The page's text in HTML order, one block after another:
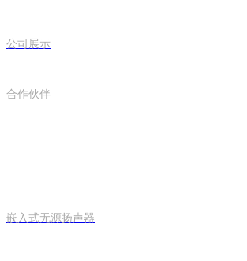
公司展示
合作伙伴
嵌入式无源扬声器